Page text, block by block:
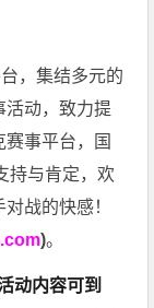
，集结多元的
活动，致力提
事平台，国
持与肯定，欢
战的快感！
)。
动内容可到